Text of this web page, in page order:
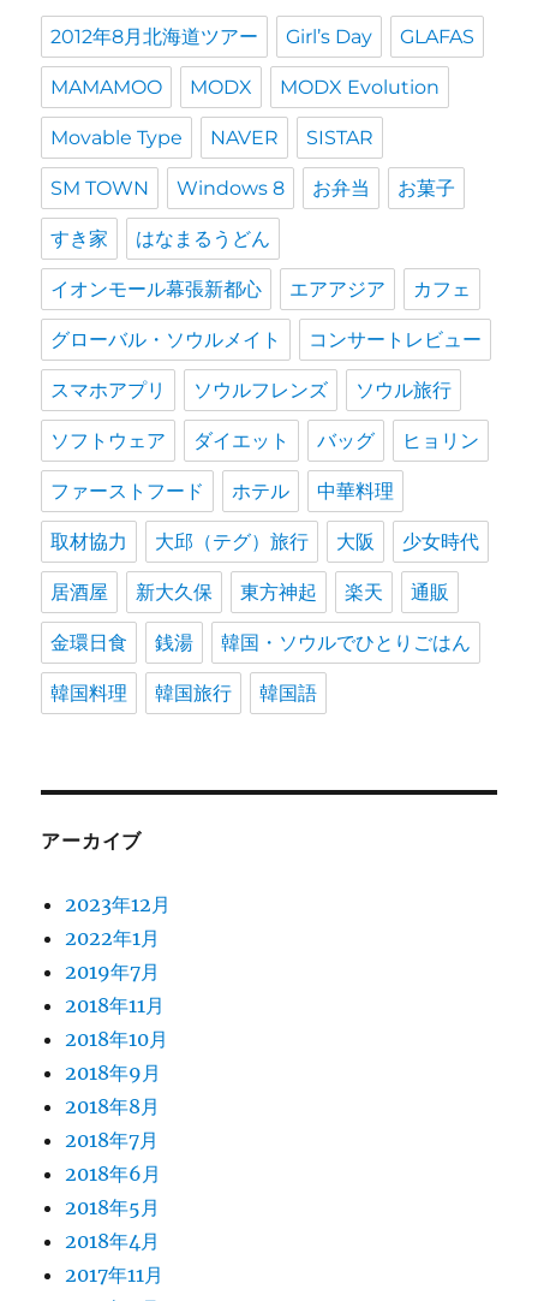
2012年8月北海道ツアー Girl’s Day GLAFAS
MAMAMOO MODX MODX Evolution
Movable Type NAVER SISTAR
SM TOWN Windows 8 お弁当 お菓子
すき家 はなまるうどん
イオンモール幕張新都心 エアアジア カフェ
グローバル・ソウルメイト コンサートレビュー
スマホアプリ ソウルフレンズ ソウル旅行
ソフトウェア ダイエット バッグ ヒョリン
ファーストフード ホテル 中華料理
取材協力 大邱（テグ）旅行 大阪 少女時代
居酒屋 新大久保 東方神起 楽天 通販
金環日食 銭湯 韓国・ソウルでひとりごはん
韓国料理 韓国旅行 韓国語
アーカイブ
2023年12月
2022年1月
2019年7月
2018年11月
2018年10月
2018年9月
2018年8月
2018年7月
2018年6月
2018年5月
2018年4月
2017年11月